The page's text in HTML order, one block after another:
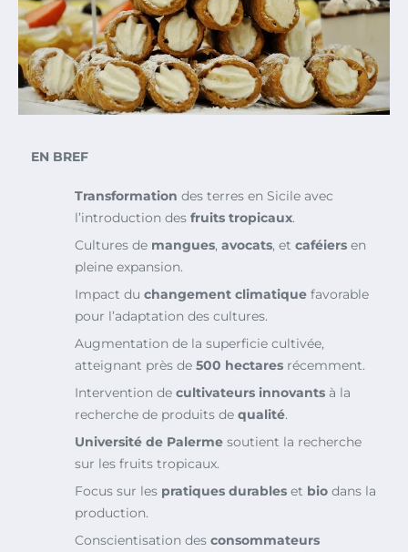
EN BREF
Transformation des terres en Sicile avec
l’introduction des fruits tropicaux.
Cultures de mangues, avocats, et caféiers en
pleine expansion.
Impact du changement climatique favorable
pour l’adaptation des cultures.
Augmentation de la superficie cultivée,
atteignant près de 500 hectares récemment.
Intervention de cultivateurs innovants à la
recherche de produits de qualité.
Université de Palerme soutient la recherche
sur les fruits tropicaux.
Focus sur les pratiques durables et bio dans la
production.
Conscientisation des consommateurs